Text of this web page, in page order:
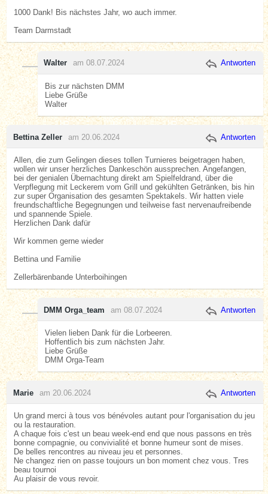
1000 Dank! Bis nächstes Jahr, wo auch immer.
Team Darmstadt
Walter am 08.07.2024 Antworten
Bis zur nächsten DMM
Liebe Grüße
Walter
Bettina Zeller am 20.06.2024 Antworten
Allen, die zum Gelingen dieses tollen Turnieres beigetragen haben,
wollen wir unser herzliches Dankeschön aussprechen. Angefangen,
bei der genialen Übernachtung direkt am Spielfeldrand, über die
Verpflegung mit Leckerem vom Grill und gekühlten Getränken, bis hin
zur super Organisation des gesamten Spektakels. Wir hatten viele
freundschaftliche Begegnungen und teilweise fast nervenaufreibende
und spannende Spiele.
Herzlichen Dank dafür
Wir kommen gerne wieder
Bettina und Familie
Zellerbärenbande Unterboihingen
DMM Orga_team am 08.07.2024 Antworten
Vielen lieben Dank für die Lorbeeren.
Hoffentlich bis zum nächsten Jahr.
Liebe Grüße
DMM Orga-Team
Marie am 20.06.2024 Antworten
Un grand merci à tous vos bénévoles autant pour l'organisation du jeu
ou la restauration.
A chaque fois c'est un beau week-end end que nous passons en très
bonne compagnie, ou convivialité et bonne humeur sont de mises.
De belles rencontres au niveau jeu et personnes.
Ne changez rien on passe toujours un bon moment chez vous. Tres
beau tournoi
Au plaisir de vous revoir.